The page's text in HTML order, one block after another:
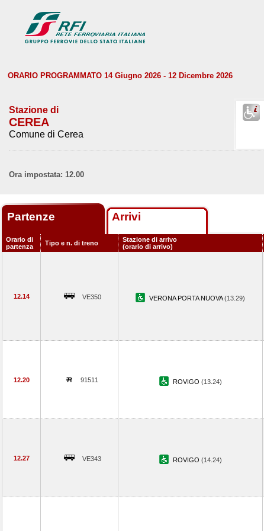
ORARIO PROGRAMMATO 14 Giugno 2026 - 12 Dicembre 2026
Stazione di
CEREA
Comune di Cerea
Ora impostata: 12.00
Partenze Arrivi
Orario di
partenza
Tipo e n. di treno
Stazione di arrivo
(orario di arrivo)
12.14 VE350 VERONA PORTA NUOVA(13.29)
12.20 91511 ROVIGO (13.24)
12.27 VE343 ROVIGO (14.24)